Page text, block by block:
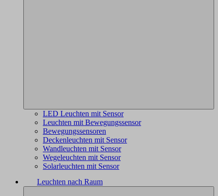
LED Leuchten mit Sensor
Leuchten mit Bewegungssensor
Bewegungssensoren
Deckenleuchten mit Sensor
Wandleuchten mit Sensor
Wegeleuchten mit Sensor
Solarleuchten mit Sensor
Leuchten nach Raum